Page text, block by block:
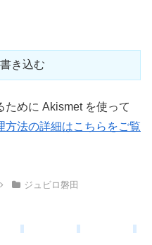
き込む
ために Akismet を使って
方法の詳細はこちらをご覧
ジュビロ磐田